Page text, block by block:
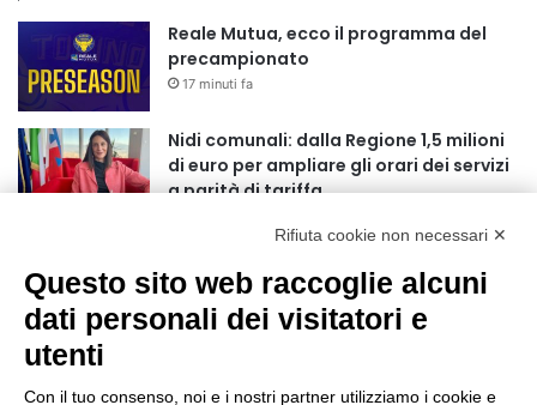
Reale Mutua, ecco il programma del
precampionato
17 minuti fa
Nidi comunali: dalla Regione 1,5 milioni
di euro per ampliare gli orari dei servizi
a parità di tariffa
collegamenti verso la collina
4 ore fa
agosto apre la strada al Grande
Rifiuta cookie non necessari ✕
Questo sito web raccoglie alcuni
dati personali dei visitatori e
utenti
Con il tuo consenso, noi e i nostri partner utilizziamo i cookie e